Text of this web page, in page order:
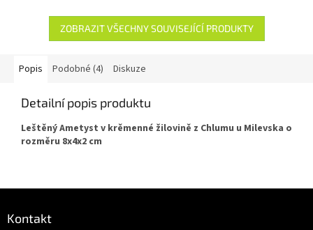
ZOBRAZIT VŠECHNY SOUVISEJÍCÍ PRODUKTY
Popis Podobné (4) Diskuze
Detailní popis produktu
Leštěný Ametyst v krěmenné žilovině z Chlumu u Milevska o
rozměru 8x4x2 cm
Kontakt